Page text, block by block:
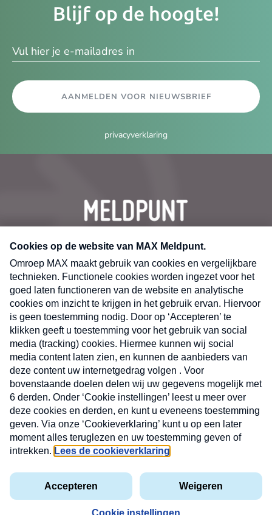
Blijf op de hoogte!
AANMELDEN VOOR NIEUWSBRIEF
privacyverklaring
CONTACT
Volg ons op
MAX
Cookieverklaring
Kwetsbaarheid
X
Nieuwsbrief
Neem hier een gratis abonnement op de MAX
Consumenten nieuwsbrief. Elke maandag en
donderdag in uw mailbox.
e-
VOOR
privacyverklaring